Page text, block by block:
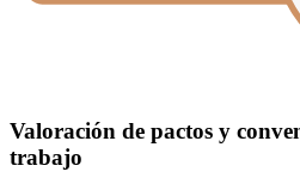
Valoración de pactos y
trabajo